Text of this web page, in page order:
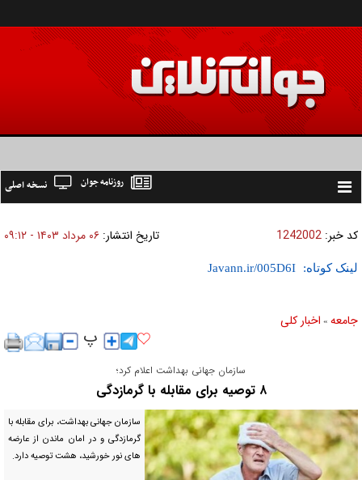
Toggle
نسخه اصلی روزنامه جوان
کد خبر: 1242002 تاریخ انتشار: ۰۶ مرداد ۱۴۰۳ - ۰۹:۱۲
لینک کوتاه:
جامعه » اخبار كلی
سازمان جهانی بهداشت اعلام کرد؛
۸ توصیه برای مقابله با گرمازدگی
سازمان جهانی بهداشت، برای مقابله با
گرمازدگی و در امان ماندن از عارضه
های نور خورشید، هشت توصیه دارد.